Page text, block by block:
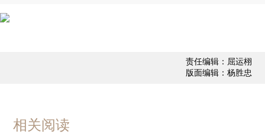
责任编辑：屈运栩
版面编辑：杨胜忠
相关阅读